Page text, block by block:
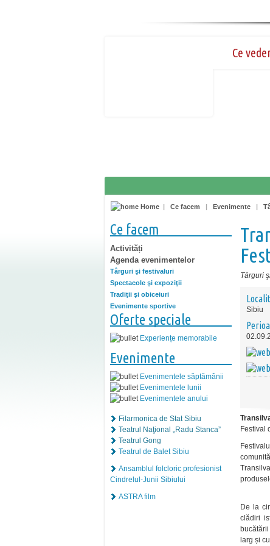
Ce
Home | Ce facem | Evenimente |
Ce facem
Activități
Agenda evenimentelor
Târguri şi festivaluri
Spectacole şi expoziţii
Tradiţii şi obiceiuri
Evenimente sportive
Oferte speciale
Experiențe memorabile
Evenimente
Evenimentele săptămânii
Evenimentele lunii
Evenimentele anului
Filarmonica de Stat Sibiu
Teatrul Naţional „Radu Stanca”
Teatrul Gong
Teatrul de Balet Sibiu
Ansamblul folcloric profesionist
Cindrelul-Junii Sibiului
ASTRA film
Târguri
Sibiu
Festival
De la
clădiri
larg și